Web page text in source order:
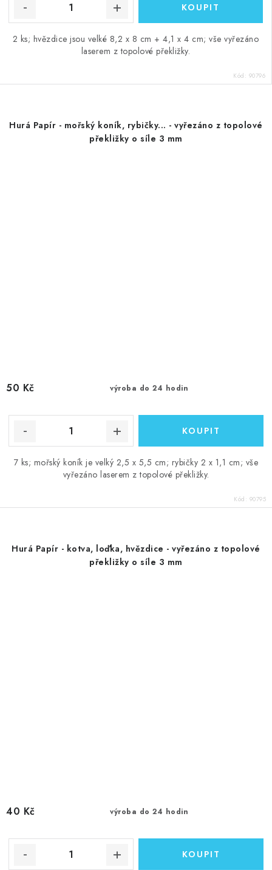
2 ks; hvězdice jsou velké 8,2 x 8 cm + 4,1 x 4 cm; vše vyřezáno
laserem z topolové překližky.
Kód: 90796
Hurá Papír - mořský koník, rybičky... - vyřezáno z topolové
překližky o síle 3 mm
výroba do 24 hodin
50 Kč
7 ks; mořský koník je velký 2,5 x 5,5 cm; rybičky 2 x 1,1 cm; vše
vyřezáno laserem z topolové překližky.
Kód: 90795
Hurá Papír - kotva, loďka, hvězdice - vyřezáno z topolové
překližky o síle 3 mm
výroba do 24 hodin
40 Kč